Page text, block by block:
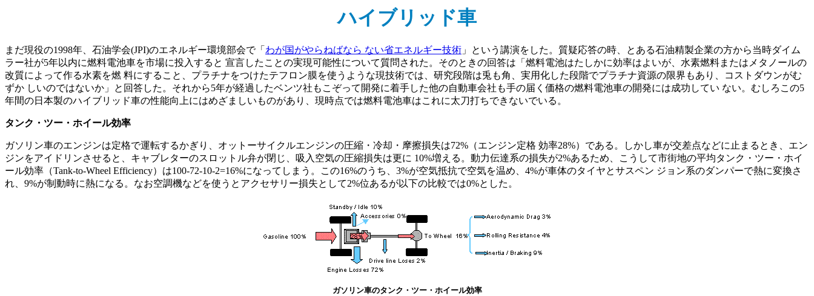
ハイブリッド車
まだ現役の1998年、石油学会(JPI)のエネルギー環境部会で「 わが国がやらねばなら ない省エネルギー技術 」という講演をした。質疑応答の時、とある石油精製企業の方から当時ダイム
ラー社が5年以内に燃料電池車を市場に投入すると 宣言したことの実現可能性について質問された。そのときの回答は「燃料電池はたしかに効率はよいが、水素燃料またはメタノールの
改質によって作る水素を燃 料にすること、プラチナをつけたテフロン膜を使うような現技術では、研究段階は兎も角、実用化した段階でプラチナ資源の限界もあり、コストダウンがむ
ずか しいのではないか」と回答した。それから5年が経過したベンツ社もこぞって開発に着手した他の自動車会社も手の届く価格の燃料電池車の開発には成功してい ない。むしろこの5
年間の日本製のハイブリッド車の性能向上にはめざましいものがあり、現時点では燃料電池車はこれに太刀打ちできないでいる。
タンク・ツー・ホイール効率
ガソリン車のエンジンは定格で運転するかぎり、オットーサイクルエンジンの圧縮・冷却・摩擦損失は72%（エンジン定格 効率28%）である。しかし車が交差点などに止まるとき、エン
ジンをアイドリンさせると、キャブレターのスロットル弁が閉じ、吸入空気の圧縮損失は更に 10%増える。動力伝達系の損失が2%あるため、こうして市街地の平均タンク・ツー・ホイ
ール効率（Tank-to-Wheel Efficiency）は100-72-10-2=16%になってしまう。この16%のうち、3%が空気抵抗で空気を温め、4%が車体のタイヤとサスペン ジョン系のダンパーで熱に変換さ
れ、9%が制動時に熱になる。なお空調機などを使うとアクセサリー損失として2%位あるが以下の比較では0%とした。
ガソリン車のタンク・ツー・ホイール効率